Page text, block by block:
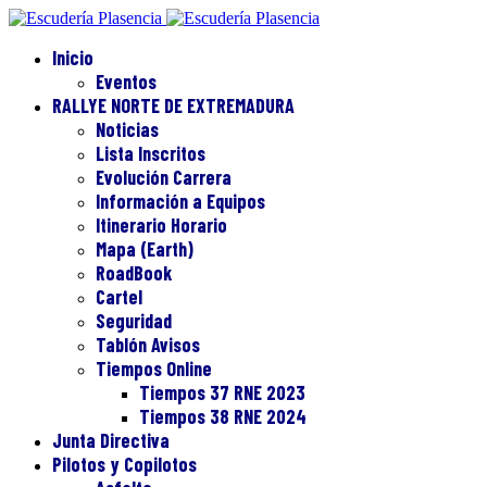
Inicio
Eventos
RALLYE NORTE DE EXTREMADURA
Noticias
Lista Inscritos
Evolución Carrera
Información a Equipos
Itinerario Horario
Mapa (Earth)
RoadBook
Cartel
Seguridad
Tablón Avisos
Tiempos Online
Tiempos 37 RNE 2023
Tiempos 38 RNE 2024
Junta Directiva
Pilotos y Copilotos